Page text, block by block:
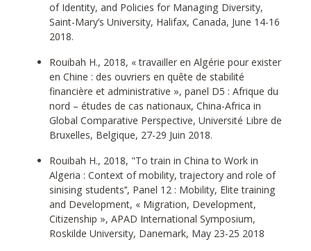
of Identity, and Policies for Managing Diversity,
Saint-Mary’s University, Halifax, Canada, June 14-16
2018.
Rouibah H., 2018, « travailler en Algérie pour exister
en Chine : des ouvriers en quête de stabilité
financière et administrative », panel D5 : Afrique du
nord – études de cas nationaux, China-Africa in
Global Comparative Perspective, Université Libre de
Bruxelles, Belgique, 27-29 Juin 2018.
Rouibah H., 2018, "To train in China to Work in
Algeria : Context of mobility, trajectory and role of
sinising students’’, Panel 12 : Mobility, Elite training
and Development, « Migration, Development,
Citizenship », APAD International Symposium,
Roskilde University, Danemark, May 23-25 2018